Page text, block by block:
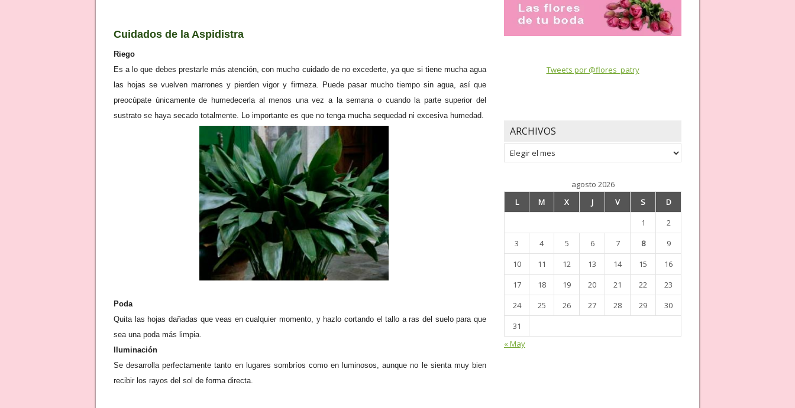
Cuidados de la Aspidistra
Riego
Es a lo que debes prestarle más atención, con mucho cuidado de no excederte, ya que si tiene mucha agua
las hojas se vuelven marrones y pierden vigor y firmeza. Puede pasar mucho tiempo sin agua, así que
preocúpate únicamente de humedecerla al menos una vez a la semana o cuando la parte superior del
sustrato se haya secado totalmente. Lo importante es que no tenga mucha sequedad ni excesiva humedad.
Poda
Quita las hojas dañadas que veas en cualquier momento, y hazlo cortando el tallo a ras del suelo para que
sea una poda más limpia.
Iluminación
Se desarrolla perfectamente tanto en lugares sombríos como en luminosos, aunque no le sienta muy bien
recibir los rayos del sol de forma directa.
Tweets por @flores_patry
ARCHIVOS
Archivos
agosto 2026
L
M X J V S
D
1
2
3
4 5 6 7 8
9
10
11 12 13 14 15
16
17
18 19 20 21 22
23
24
25 26 27 28 29
30
31
« May